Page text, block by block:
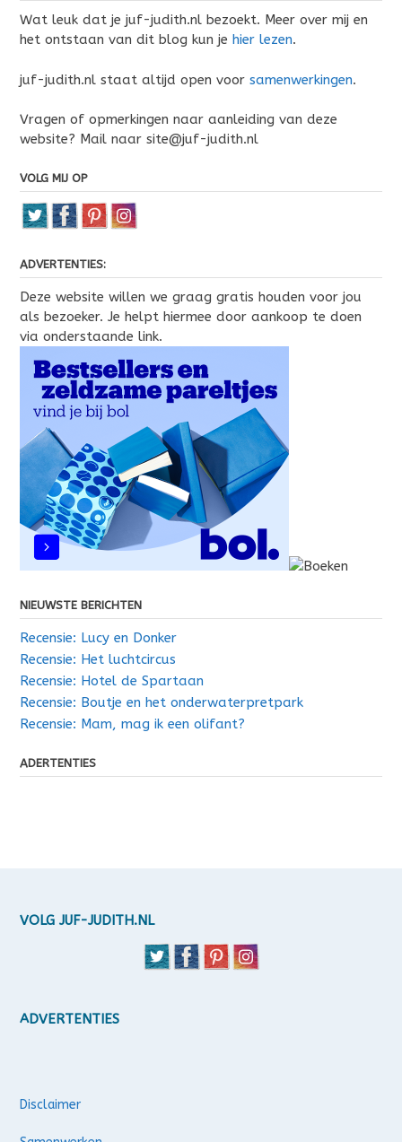
Wat leuk dat je juf-judith.nl bezoekt. Meer over mij en
het ontstaan van dit blog kun je hier lezen.
juf-judith.nl staat altijd open voor samenwerkingen.
Vragen of opmerkingen naar aanleiding van deze
website? Mail naar site@juf-judith.nl
VOLG MIJ OP
ADVERTENTIES:
Deze website willen we graag gratis houden voor jou
als bezoeker. Je helpt hiermee door aankoop te doen
via onderstaande link.
NIEUWSTE BERICHTEN
Recensie: Lucy en Donker
Recensie: Het luchtcircus
Recensie: Hotel de Spartaan
Recensie: Boutje en het onderwaterpretpark
Recensie: Mam, mag ik een olifant?
ADERTENTIES
VOLG JUF-JUDITH.NL
ADVERTENTIES
Disclaimer